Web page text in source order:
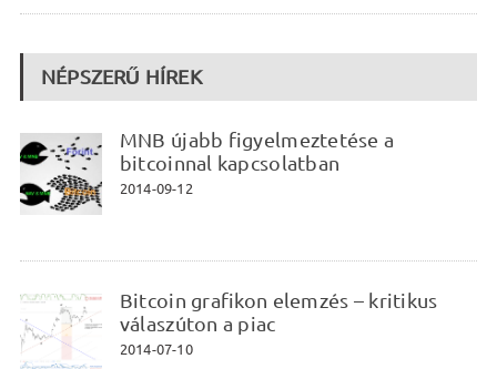
NÉPSZERŰ HÍREK
MNB újabb figyelmeztetése a
bitcoinnal kapcsolatban
2014-09-12
Bitcoin grafikon elemzés – kritikus
válaszúton a piac
2014-07-10